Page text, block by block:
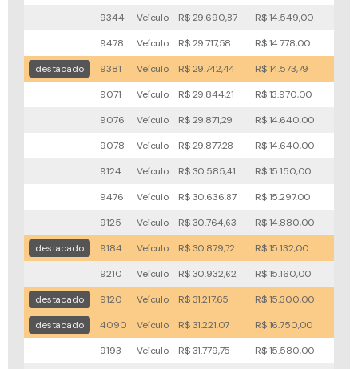
9344
Veículo R$ 29.690,87 R$ 14.549,00
9478
Veículo R$ 29.717,58 R$ 14.778,00
destacado
9381 Veículo R$ 29.742,44 R$ 14.573,79
9071
Veículo R$ 29.844,21 R$ 13.970,00
9076
Veículo R$ 29.871,29 R$ 14.640,00
9078
Veículo R$ 29.877,28 R$ 14.640,00
9124
Veículo R$ 30.585,41 R$ 15.150,00
9476
Veículo R$ 30.636,87 R$ 15.297,00
9125
Veículo R$ 30.764,63 R$ 14.880,00
destacado
9184 Veículo R$ 30.879,72 R$ 15.132,00
9210
Veículo R$ 30.932,62 R$ 15.160,00
destacado
9120 Veículo R$ 31.217,65 R$ 15.300,00
destacado
4090 Veículo R$ 31.221,07 R$ 16.750,00
9193
Veículo R$ 31.779,75 R$ 15.580,00